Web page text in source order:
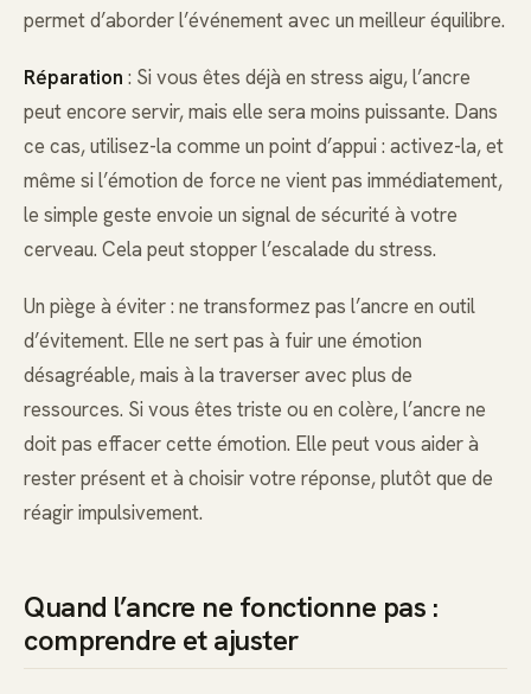
permet d’aborder l’événement avec un meilleur équilibre.
Réparation : Si vous êtes déjà en stress aigu, l’ancre
peut encore servir, mais elle sera moins puissante. Dans
ce cas, utilisez-la comme un point d’appui : activez-la, et
même si l’émotion de force ne vient pas immédiatement,
le simple geste envoie un signal de sécurité à votre
cerveau. Cela peut stopper l’escalade du stress.
Un piège à éviter : ne transformez pas l’ancre en outil
d’évitement. Elle ne sert pas à fuir une émotion
désagréable, mais à la traverser avec plus de
ressources. Si vous êtes triste ou en colère, l’ancre ne
doit pas effacer cette émotion. Elle peut vous aider à
rester présent et à choisir votre réponse, plutôt que de
réagir impulsivement.
Quand l’ancre ne fonctionne pas :
comprendre et ajuster